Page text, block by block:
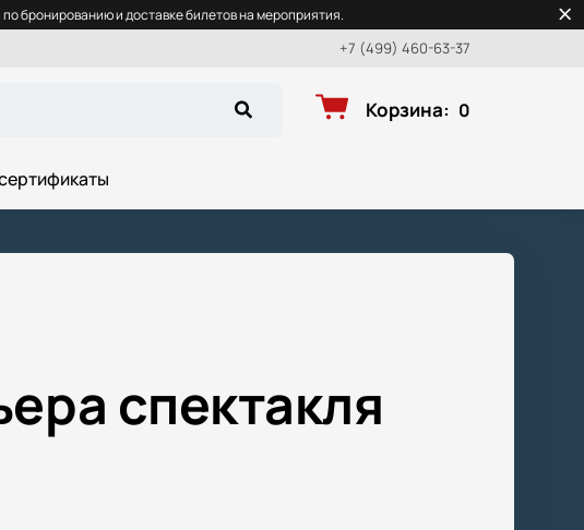
бронированию и доставке билетов на мероприятия.
+7 (499) 460-63-37
Корзина: 0
спектакля